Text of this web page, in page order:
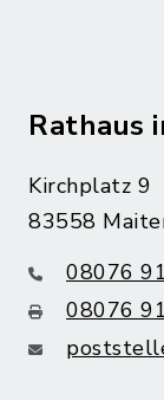
Rathaus
Kirchplatz 9
83558
08076
08076